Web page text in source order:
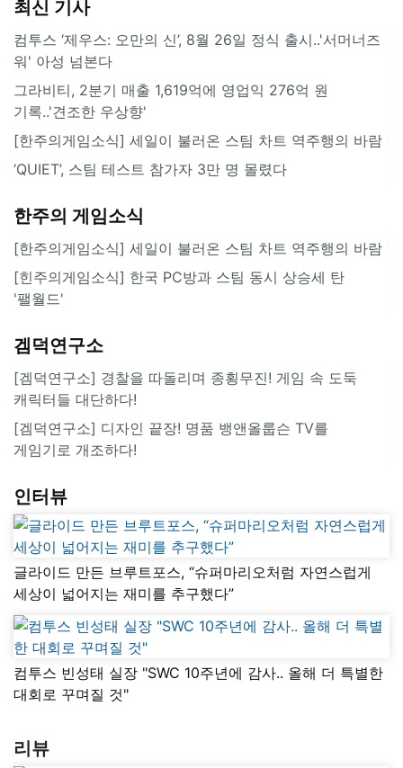
최신 기사
컴투스 ‘제우스: 오만의 신’, 8월 26일 정식 출시..'서머너즈
워' 아성 넘본다
그라비티, 2분기 매출 1,619억에 영업익 276억 원
기록..'견조한 우상향'
[한주의게임소식] 세일이 불러온 스팀 차트 역주행의 바람
‘QUIET’, 스팀 테스트 참가자 3만 명 몰렸다
한주의 게임소식
[한주의게임소식] 세일이 불러온 스팀 차트 역주행의 바람
[힌주의게임소식] 한국 PC방과 스팀 동시 상승세 탄
'팰월드'
겜덕연구소
[겜덕연구소] 경찰을 따돌리며 종횡무진! 게임 속 도둑
캐릭터들 대단하다!
[겜덕연구소] 디자인 끝장! 명품 뱅앤올룹슨 TV를
게임기로 개조하다!
인터뷰
글라이드 만든 브루트포스, “슈퍼마리오처럼 자연스럽게
세상이 넓어지는 재미를 추구했다”
컴투스 빈성태 실장 "SWC 10주년에 감사.. 올해 더 특별한
대회로 꾸며질 것"
리뷰